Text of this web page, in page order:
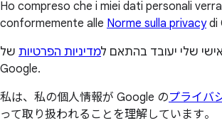
Ho compreso che i miei dati personali
conformemente alle Norme sulla privacydi
שלי יעובד בהתאם למדיניות הפרטיות של
Google.
私は、私の個人情報が Google のプライバ
って取り扱われることを理解しています。